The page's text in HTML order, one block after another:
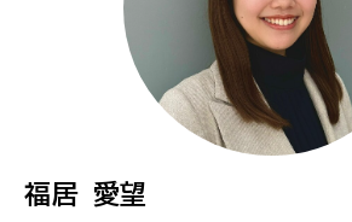
福居 愛望